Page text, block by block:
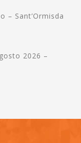
– Sant’Ormisda
2026 –